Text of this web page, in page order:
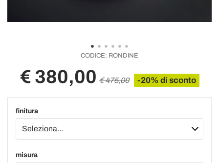
CODICE: RONDINE
€ 380,00 € 475,00 -20% di sconto
finitura
misura